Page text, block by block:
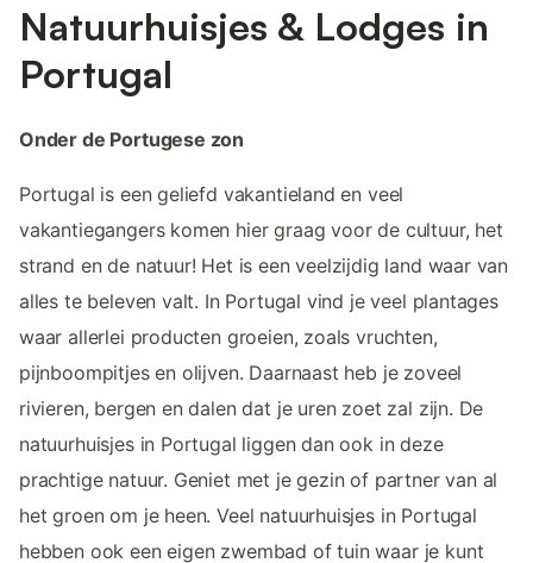
Natuurhuisjes & Lodges in
Portugal
Onder de Portugese zon
Portugal is een geliefd vakantieland en veel
vakantiegangers komen hier graag voor de cultuur, het
strand en de natuur! Het is een veelzijdig land waar van
alles te beleven valt. In Portugal vind je veel plantages
waar allerlei producten groeien, zoals vruchten,
pijnboompitjes en olijven. Daarnaast heb je zoveel
rivieren, bergen en dalen dat je uren zoet zal zijn. De
natuurhuisjes in Portugal liggen dan ook in deze
prachtige natuur. Geniet met je gezin of partner van al
het groen om je heen. Veel natuurhuisjes in Portugal
hebben ook een eigen zwembad of tuin waar je kunt